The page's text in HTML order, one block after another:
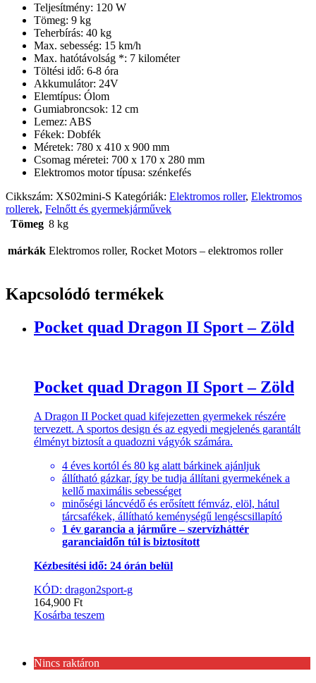
Teljesítmény: 120 W
Tömeg: 9 kg
Teherbírás: 40 kg
Max. sebesség: 15 km/h
Max. hatótávolság *: 7 kilométer
Töltési idő: 6-8 óra
Akkumulátor: 24V
Elemtípus: Ólom
Gumiabroncsok: 12 cm
Lemez: ABS
Fékek: Dobfék
Méretek: 780 x 410 x 900 mm
Csomag méretei: 700 x 170 x 280 mm
Elektromos motor típusa: szénkefés
Cikkszám: XS02mini-S Kategóriák: Elektromos roller, Elektromos
rollerek, Felnőtt és gyermekjárművek
Tömeg 8 kg
márkák Elektromos roller, Rocket Motors – elektromos roller
Kapcsolódó termékek
Pocket quad Dragon II Sport – Zöld
Pocket quad Dragon II Sport – Zöld
A Dragon II Pocket quad kifejezetten gyermekek részére
tervezett. A sportos design és az egyedi megjelenés garantált
élményt biztosít a quadozni vágyók számára.
4 éves kortól és 80 kg alatt bárkinek ajánljuk
állítható gázkar, így be tudja állítani gyermekének a
kellő maximális sebességet
minőségi láncvédő és erősített fémváz, elöl, hátul
tárcsafékek, állítható keménységű lengéscsillapító
1 év garancia a járműre – szervízháttér
garanciaidőn túl is biztosított
Kézbesítési idő: 24 órán belül
KÓD: dragon2sport-g
164,900 Ft
Kosárba teszem
Nincs raktáron